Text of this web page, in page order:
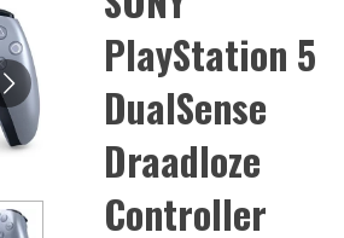
PlayStation 5
DualSense
Draadloze
Controller